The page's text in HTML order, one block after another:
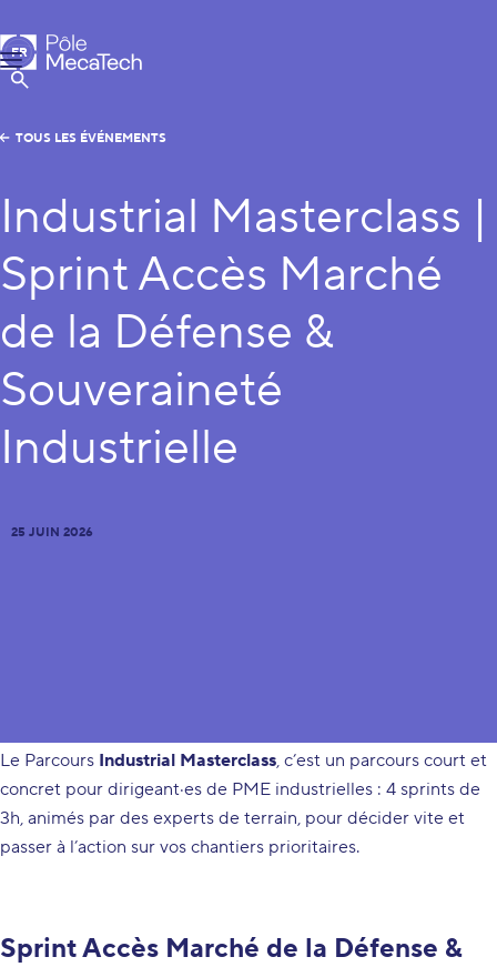
Pôle MecaTech
Menu
Afficher la Recherche
FR
EN
TOUS LES ÉVÉNEMENTS
Industrial Masterclass |
Sprint Accès Marché
de la Défense &
Souveraineté
Industrielle
25 JUIN 2026
Le Parcours Industrial Masterclass, c’est un parcours court et
concret pour dirigeant·es de PME industrielles : 4 sprints de
3h, animés par des experts de terrain, pour décider vite et
passer à l’action sur vos chantiers prioritaires.
Sprint Accès Marché de la Défense &